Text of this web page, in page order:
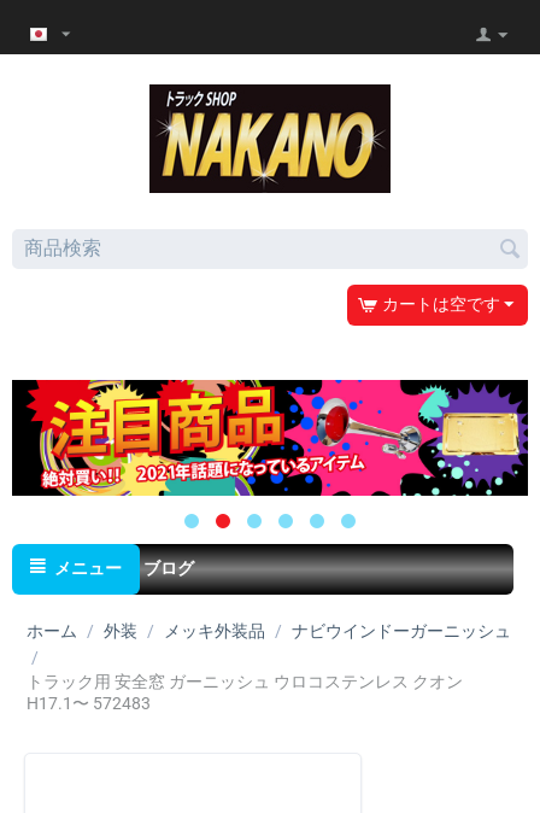
カートは空です
メニュー ブログ
ホーム / 外装 / メッキ外装品 / ナビウインドーガーニッシュ
/
トラック用 安全窓 ガーニッシュ ウロコステンレス クオン
H17.1〜 572483